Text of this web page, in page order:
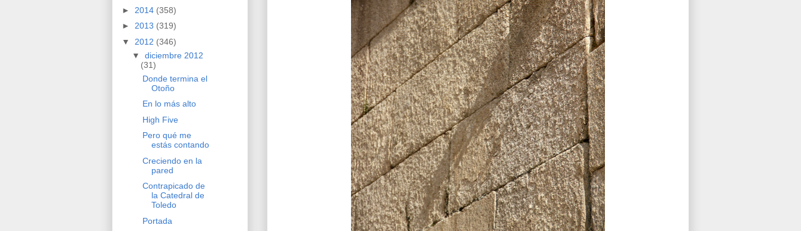
► 2014 (358)
► 2013 (319)
▼ 2012 (346)
▼ diciembre 2012
(31)
Donde termina el
Otoño
En lo más alto
High Five
Pero qué me
estás contando
Creciendo en la
pared
Contrapicado de
la Catedral de
Toledo
Portada